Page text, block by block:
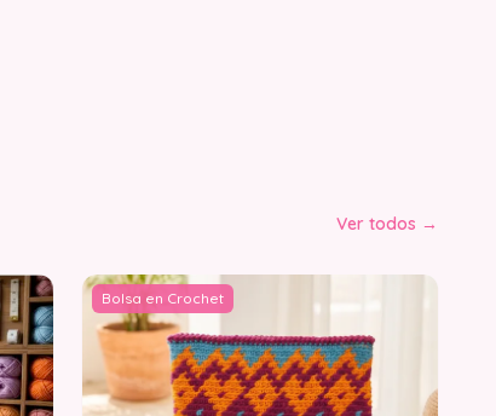
Ver todos →
Bolsa en Crochet